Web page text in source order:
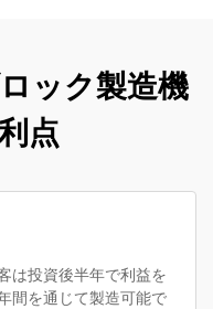
ック製造機
点
は投資後半年で利益を
間を通じて製造可能で